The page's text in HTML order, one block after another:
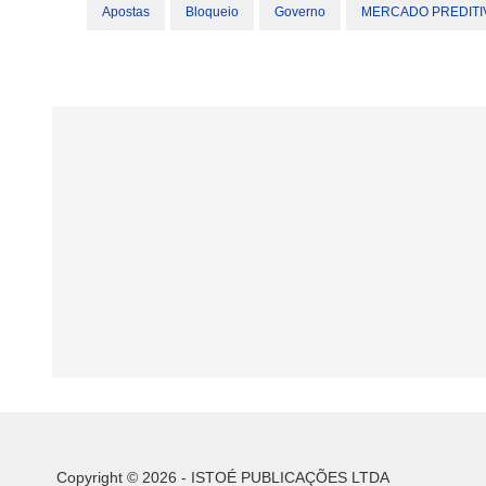
Apostas Bloqueio Governo MERCADO
Copyright © 2026 - ISTOÉ PUBLICAÇÕES LTDA